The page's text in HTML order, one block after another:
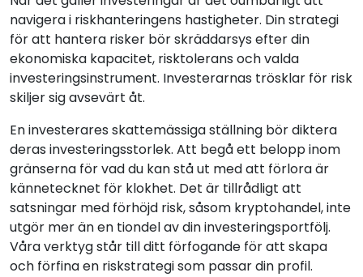
navigera i riskhanteringens hastigheter. Din strategi
för att hantera risker bör skräddarsys efter din
ekonomiska kapacitet, risktolerans och valda
investeringsinstrument. Investerarnas trösklar för risk
skiljer sig avsevärt åt.
En investerares skattemässiga ställning bör diktera
deras investeringsstorlek. Att begå ett belopp inom
gränserna för vad du kan stå ut med att förlora är
kännetecknet för klokhet. Det är tillrådligt att
satsningar med förhöjd risk, såsom kryptohandel, inte
utgör mer än en tiondel av din investeringsportfölj.
Våra verktyg står till ditt förfogande för att skapa
och förfina en riskstrategi som passar din profil.